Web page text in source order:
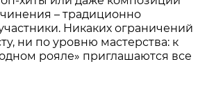
– традиционно
Никаких ограничений
ни по уровню мастерства: к
рояле» приглашаются все